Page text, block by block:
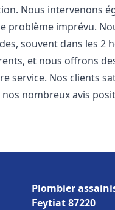
Nous intervenons
problème imprévu.
souvent dans les 2
et nous offrons
service. Nos clients
nombreux avis
Plombier
Feytiat 87220